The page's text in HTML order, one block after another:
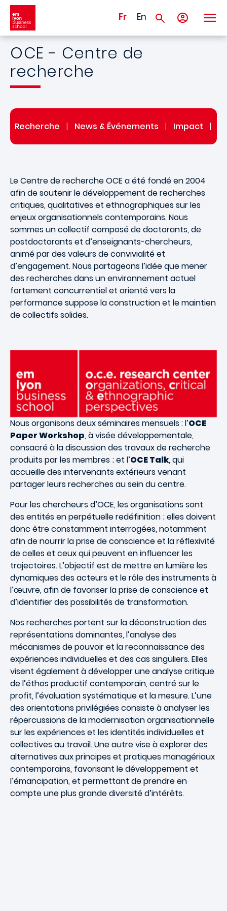
Aller au contenu principal
Fr En
OCE - Centre de
recherche
Recherche | News & Événements | Impact |
Le Centre de recherche OCE a été fondé en 2004
afin de soutenir le développement de recherches
critiques, qualitatives et ethnographiques sur les
enjeux organisationnels contemporains. Nous
sommes un collectif composé de doctorants, de
postdoctorants et d’enseignants-chercheurs,
animé par des valeurs de convivialité et
d’engagement. Nous partageons l’idée que mener
des recherches dans un environnement actuel
fortement concurrentiel et orienté vers la
performance suppose la construction et le maintien
de collectifs solides.
Nous organisons deux séminaires mensuels : l’OCE
Paper Workshop, à visée développementale,
consacré à la discussion des travaux de recherche
produits par les membres ; et l’OCE Talk, qui
accueille des intervenants extérieurs venant
partager leurs recherches au sein du centre.
Pour les chercheurs d’OCE, les organisations sont
des entités en perpétuelle redéfinition ; elles doivent
donc être constamment interrogées, notamment
afin de nourrir la prise de conscience et la réflexivité
de celles et ceux qui peuvent en influencer les
trajectoires. L’objectif est de mettre en lumière les
dynamiques des acteurs et le rôle des instruments à
l’œuvre, afin de favoriser la prise de conscience et
d’identifier des possibilités de transformation.
Nos recherches portent sur la déconstruction des
représentations dominantes, l’analyse des
mécanismes de pouvoir et la reconnaissance des
expériences individuelles et des cas singuliers. Elles
visent également à développer une analyse critique
de l’éthos productif contemporain, centré sur le
profit, l’évaluation systématique et la mesure. L’une
des orientations privilégiées consiste à analyser les
répercussions de la modernisation organisationnelle
sur les expériences et les identités individuelles et
collectives au travail. Une autre vise à explorer des
alternatives aux principes et pratiques managériaux
contemporains, favorisant le développement et
l’émancipation, et permettant de prendre en
compte une plus grande diversité d’intérêts.